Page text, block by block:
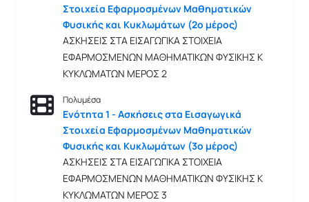
Στοιχεία Εφαρμοσμένων Μαθηματικών
Φυσικής και Κυκλωμάτων (2ο μέρος)
ΑΣΚΗΣΕΙΣ ΣΤΑ ΕΙΣΑΓΩΓΙΚΑ ΣΤΟΙΧΕΙΑ
ΕΦΑΡΜΟΣΜΕΝΩΝ ΜΑΘΗΜΑΤΙΚΩΝ ΦΥΣΙΚΗΣ Κ
ΚΥΚΛΩΜΑΤΩΝ ΜΕΡΟΣ 2
Πολυμέσα
Ενότητα 1 - Ασκήσεις στα Εισαγωγικά
Στοιχεία Εφαρμοσμένων Μαθηματικών
Φυσικής και Κυκλωμάτων (3ο μέρος)
ΑΣΚΗΣΕΙΣ ΣΤΑ ΕΙΣΑΓΩΓΙΚΑ ΣΤΟΙΧΕΙΑ
ΕΦΑΡΜΟΣΜΕΝΩΝ ΜΑΘΗΜΑΤΙΚΩΝ ΦΥΣΙΚΗΣ Κ
ΚΥΚΛΩΜΑΤΩΝ ΜΕΡΟΣ 3